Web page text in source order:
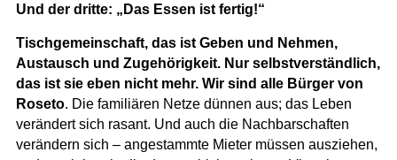
Und der dritte: „Das Essen ist fertig!“
Tischgemeinschaft, das ist Geben und Nehmen,
Austausch und Zugehörigkeit. Nur selbstverständlich,
das ist sie eben nicht mehr. Wir sind alle Bürger von
Roseto. Die familiären Netze dünnen aus; das Leben
verändert sich rasant. Und auch die Nachbarschaften
verändern sich – angestammte Mieter müssen ausziehen,